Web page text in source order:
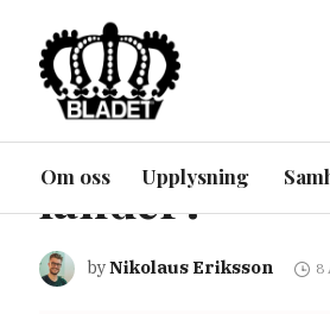
Om oss Upplysning
ARTIKEL INRIKES
Sverige
länder?
byNikolaus Eriksson 8